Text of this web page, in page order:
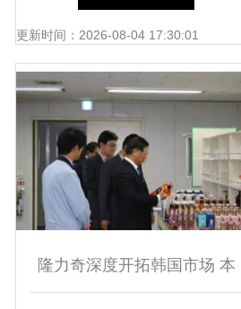
解析
更新时间：2026-08-04 17:30:01
隆力奇深度开拓韩国市场 本